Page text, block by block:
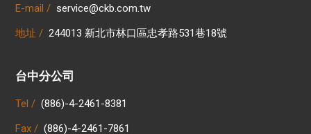
E-mail / service@ckb.com.tw
地址 / 244013 新北市林口區忠孝路531巷18號
台中分公司
Tel / (886)-4-2461-8381
Fax / (886)-4-2461-7861